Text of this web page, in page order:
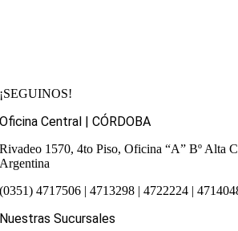
¡SEGUINOS!
Oficina Central | CÓRDOBA
Rivadeo 1570, 4to Piso, Oficina “A”Bº Alta
Argentina
(0351) 4717506 | 4713298 | 4722224 |
Nuestras Sucursales